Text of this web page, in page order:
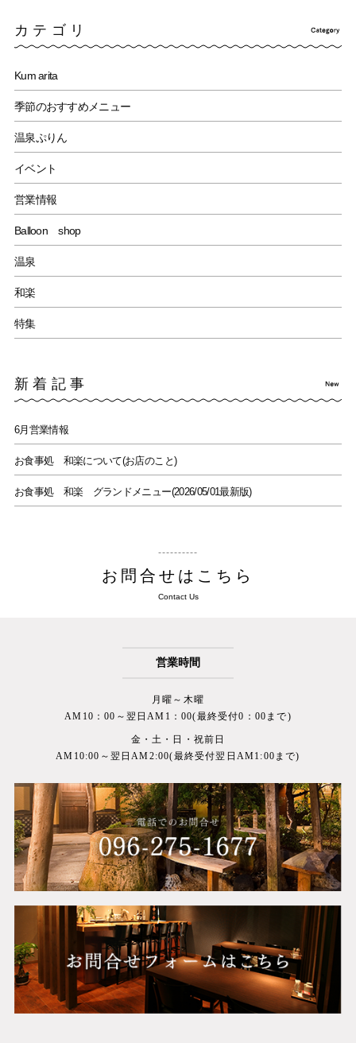
カテゴリ
Kum arita
季節のおすすめメニュー
温泉ぷりん
イベント
営業情報
Balloon shop
温泉
和楽
特集
新着記事
6月営業情報
お食事処 和楽について(お店のこと)
お食事処 和楽 グランドメニュー(2026/05/01最新版)
お問合せはこちら
Contact Us
営業時間
月曜～木曜
AM10：00～翌日AM1：00(最終受付0：00まで)
金・土・日・祝前日
AM10:00～翌日AM2:00(最終受付翌日AM1:00まで)